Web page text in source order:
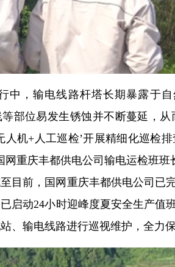
中，输电线路杆塔长期暴露于
等部位易发生锈蚀并不断蔓延，
人机+人工巡检’开展精细化巡检
网重庆丰都供电公司输电运检班班
目前，国网重庆丰都供电公司已
启动24小时迎峰度夏安全生产值
、输电线路进行巡视维护，全力